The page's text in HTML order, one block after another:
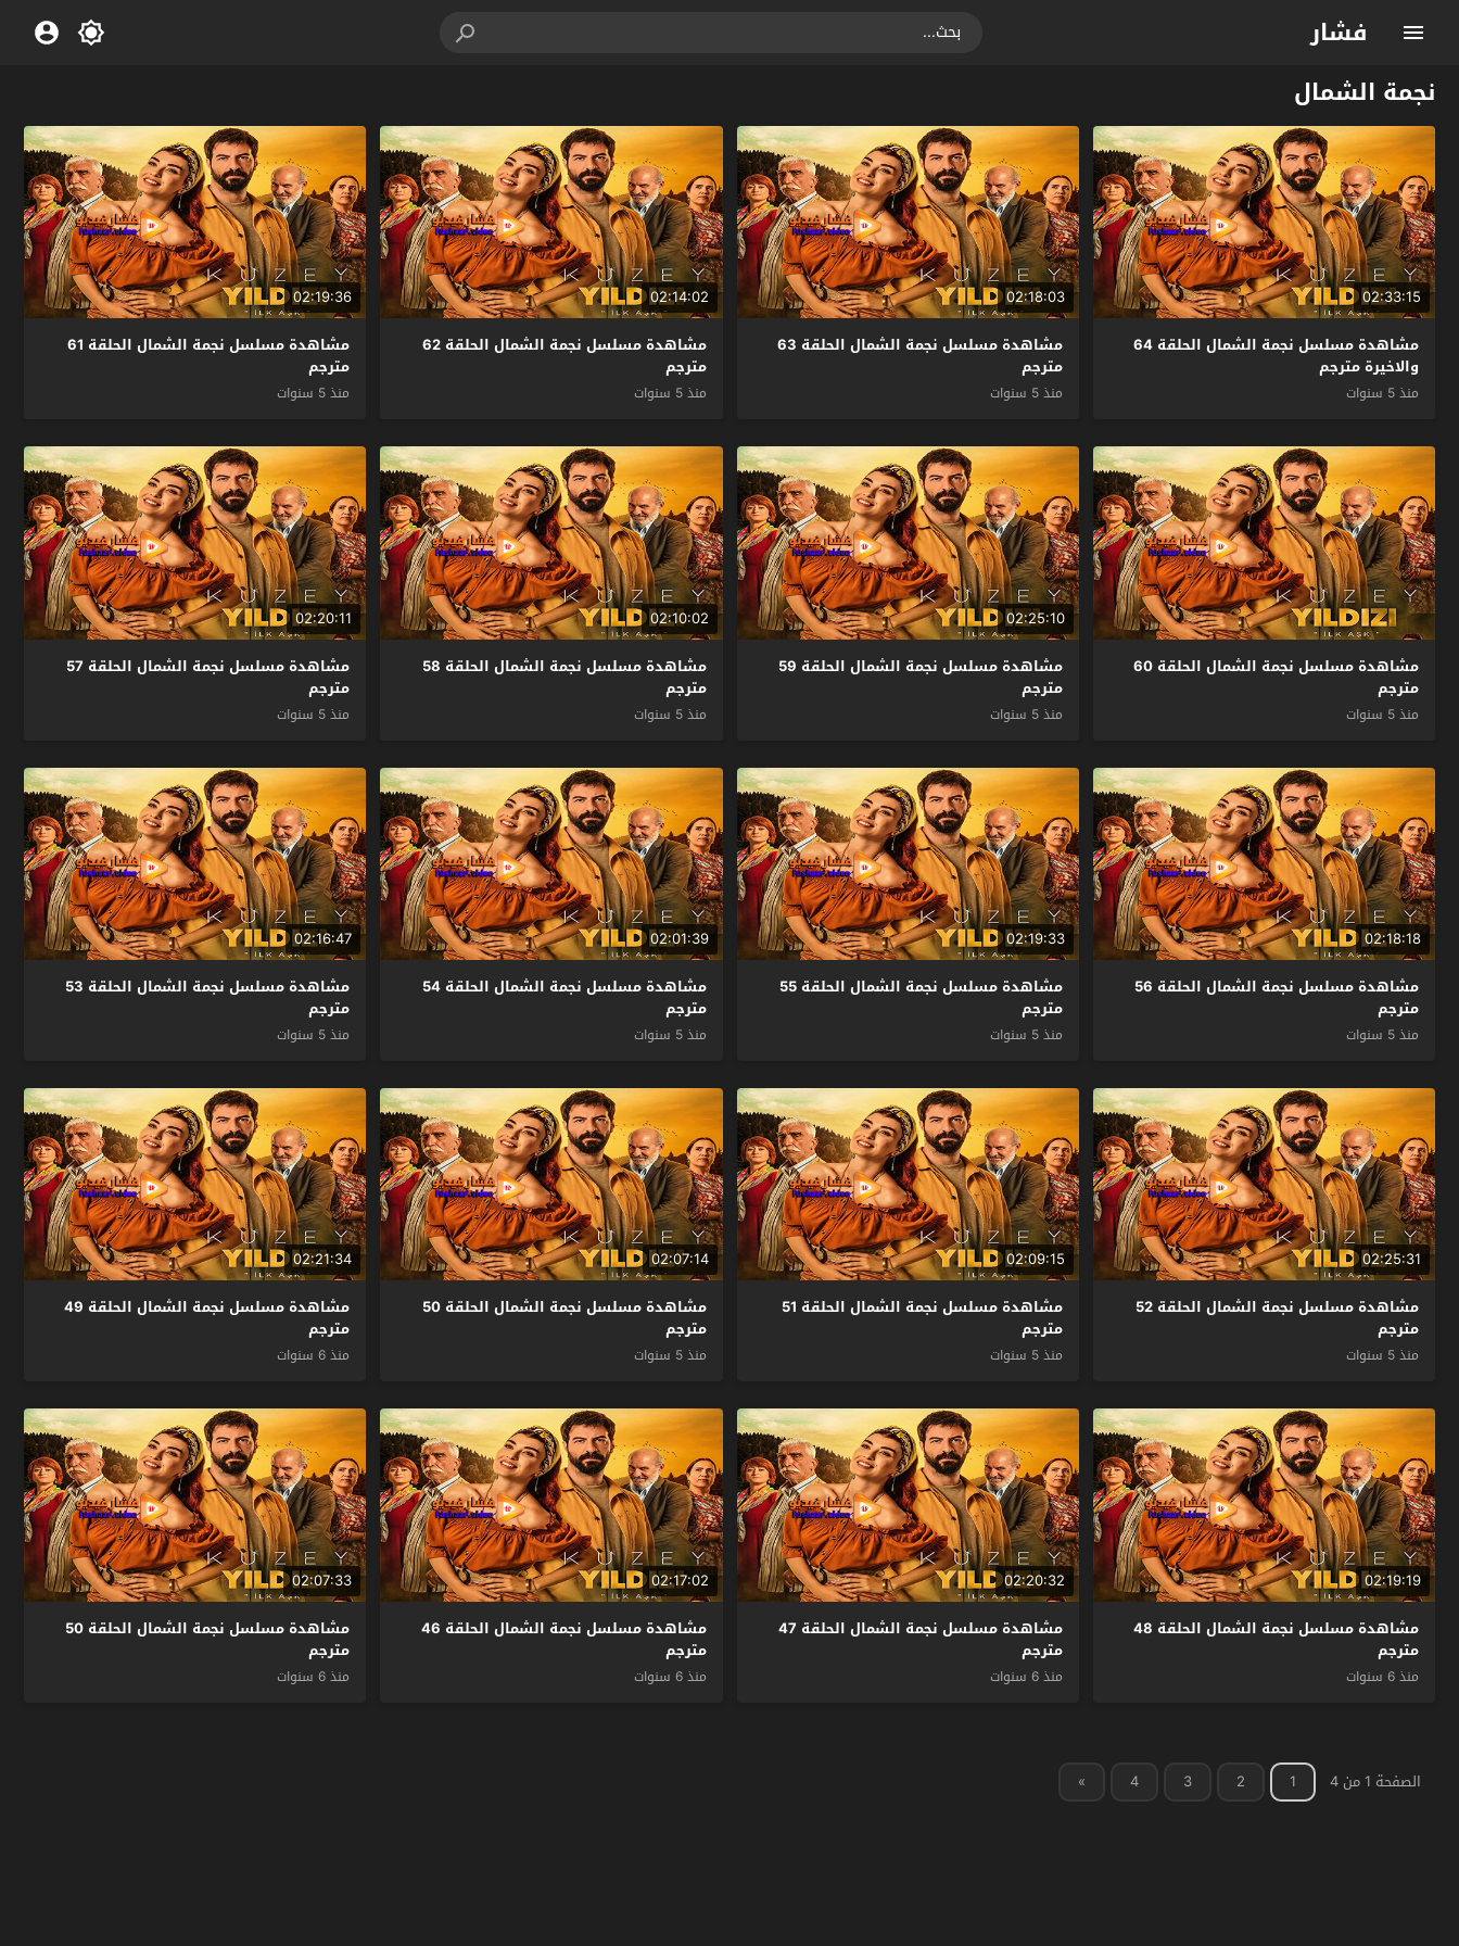
فشار
نجمة الشمال
02:33:15
مشاهدة مسلسل نجمة الشمال الحلقة 64
والاخيرة مترجم
منذ 5 سنوات
02:18:03
مشاهدة مسلسل نجمة الشمال الحلقة 63
مترجم
منذ 5 سنوات
02:14:02
مشاهدة مسلسل نجمة الشمال الحلقة 62
مترجم
منذ 5 سنوات
02:19:36
مشاهدة مسلسل نجمة الشمال الحلقة 61
مترجم
منذ 5 سنوات
مشاهدة مسلسل نجمة الشمال الحلقة 60
مترجم
منذ 5 سنوات
02:25:10
مشاهدة مسلسل نجمة الشمال الحلقة 59
مترجم
منذ 5 سنوات
02:10:02
مشاهدة مسلسل نجمة الشمال الحلقة 58
مترجم
منذ 5 سنوات
02:20:11
مشاهدة مسلسل نجمة الشمال الحلقة 57
مترجم
منذ 5 سنوات
02:18:18
مشاهدة مسلسل نجمة الشمال الحلقة 56
مترجم
منذ 5 سنوات
02:19:33
مشاهدة مسلسل نجمة الشمال الحلقة 55
مترجم
منذ 5 سنوات
02:01:39
مشاهدة مسلسل نجمة الشمال الحلقة 54
مترجم
منذ 5 سنوات
02:16:47
مشاهدة مسلسل نجمة الشمال الحلقة 53
مترجم
منذ 5 سنوات
02:25:31
مشاهدة مسلسل نجمة الشمال الحلقة 52
مترجم
منذ 5 سنوات
02:09:15
مشاهدة مسلسل نجمة الشمال الحلقة 51
مترجم
منذ 5 سنوات
02:07:14
مشاهدة مسلسل نجمة الشمال الحلقة 50
مترجم
منذ 5 سنوات
02:21:34
مشاهدة مسلسل نجمة الشمال الحلقة 49
مترجم
منذ 6 سنوات
02:19:19
مشاهدة مسلسل نجمة الشمال الحلقة 48
مترجم
منذ 6 سنوات
02:20:32
مشاهدة مسلسل نجمة الشمال الحلقة 47
مترجم
منذ 6 سنوات
02:17:02
مشاهدة مسلسل نجمة الشمال الحلقة 46
مترجم
منذ 6 سنوات
02:07:33
مشاهدة مسلسل نجمة الشمال الحلقة 50
مترجم
منذ 6 سنوات
الصفحة 1 من 4 1
2
3
4
»